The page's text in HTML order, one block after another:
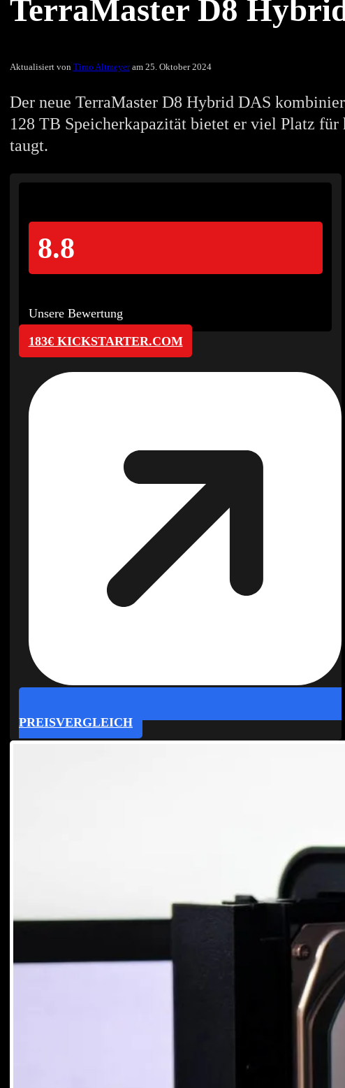
TerraMaster D8
Aktualisiert von Timo Altmeyeram 25. Oktober 2024
Der neue TerraMaster D8 Hybrid DAS
128 TB Speicherkapazität bietet er viel Platz für
taugt.
8.8
Unsere Bewertung
183€ KICKSTARTER.COM
PREISVERGLEICH